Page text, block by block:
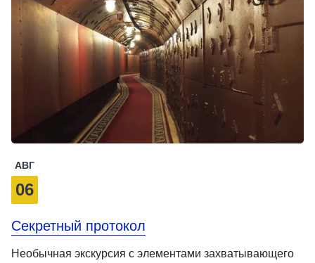
АВГ
06
Секретный протокол
Необычная экскурсия с элементами захватывающего